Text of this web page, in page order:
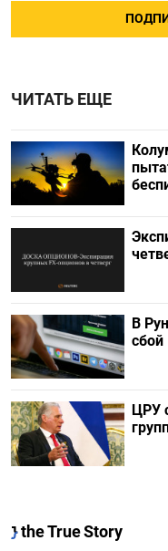
ЧИТАТЬ ЕЩЕ
В
сбой
ЦРУ